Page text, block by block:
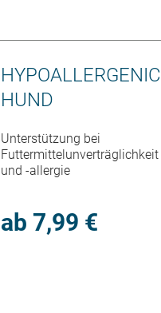
HYPOALLERGENIC
HUND
Unterstützung bei
Futtermittelunverträglichkeit
und -allergie
ab 7,99 €